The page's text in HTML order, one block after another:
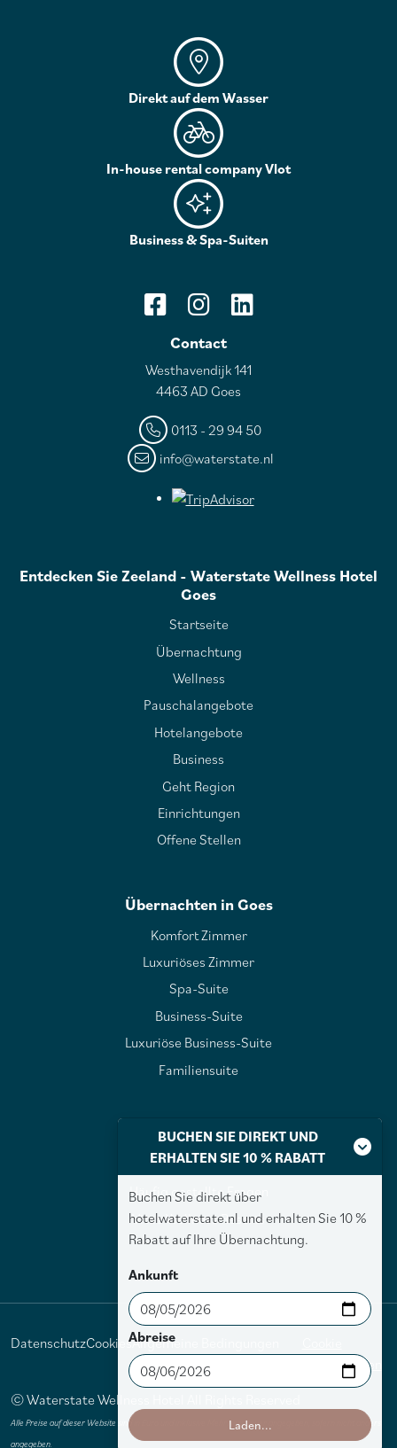
BUCHEN SIE DIREKT UND
ERHALTEN SIE 10 % RABATT
Buchen Sie direkt über
hotelwaterstate.nl und erhalten Sie 10 %
Rabatt auf Ihre Übernachtung.
Ankunft
Abreise
Direkt auf dem Wasser
In-house rental company Vlot
Business & Spa-Suiten
Contact
Westhavendijk 141
4463 AD Goes
0113 - 29 94 50
info@waterstate.nl
Entdecken Sie Zeeland - Waterstate Wellness Hotel
Goes
Startseite
Übernachtung
Wellness
Pauschalangebote
Hotelangebote
Business
Geht Region
Einrichtungen
Offene Stellen
Übernachten in Goes
Komfort Zimmer
Luxuriöses Zimmer
Spa-Suite
Business-Suite
Luxuriöse Business-Suite
Familiensuite
Über Waterstate
Über Waterstate
Häufig gestellte Fragen
Vitae Wellness Resorts
© Waterstate Wellness Hotel All Rights Reserved
Alle Preise auf dieser Website sind in Euro und inklusive Mehrwertsteuer angegeben, sofern nicht anders
angegeben.
DatenschutzCookiesAllgemeine Bedingungen
und Konditionen
Einstellungen